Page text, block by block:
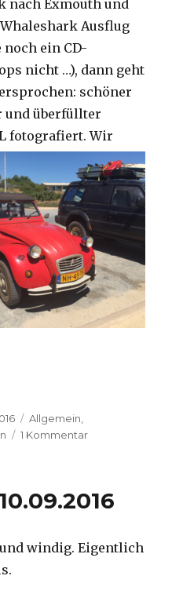
nach Exmouth und
Ausflug
noch ein CD-
nicht …), dann geht
schöner
und überfüllter
fotografiert. Wir
Kategorien
Allgemein
1 Kommentarzu
windig. Eigentlich